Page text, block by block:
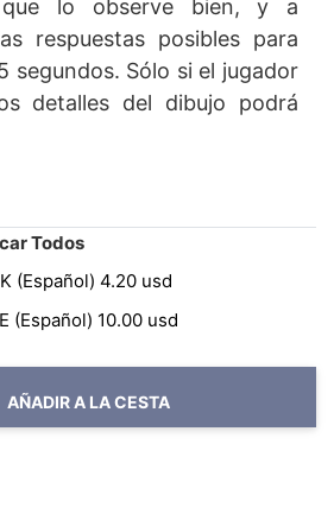
que lo observe bien, y a
respuestas posibles para
segundos. Sólo si el jugador
detalles del dibujo podrá
(APK) en un dispositivo
Android.
de instalación presenta
número:(+53) 52877628
Todos
(Español) 4.20 usd
(Español) 10.00 usd
AÑADIR A LA CESTA